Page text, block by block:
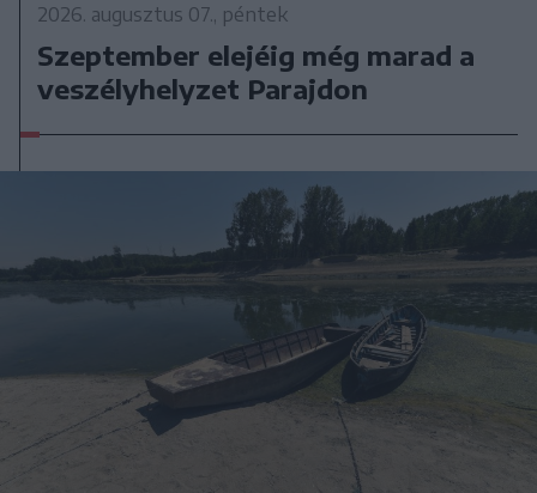
2026. augusztus 07., péntek
Szeptember elejéig még marad a
veszélyhelyzet Parajdon